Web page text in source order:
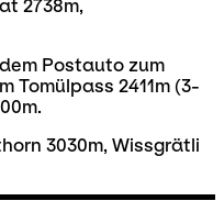
2738m,
Postauto zum
Tomülpass 2411m (3-
3030m, Wissgrätli